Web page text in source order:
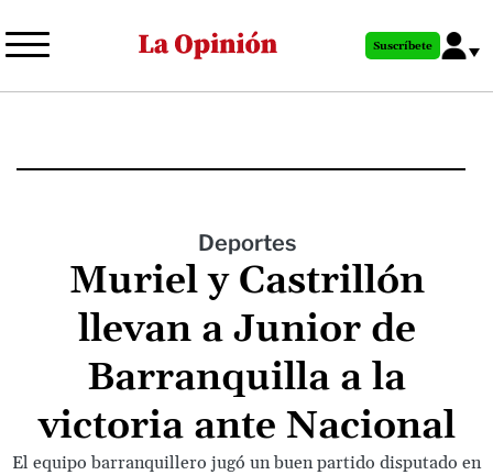
al
principal
Suscríbete
Deportes
Muriel y Castrillón
llevan a Junior de
Barranquilla a la
victoria ante Nacional
El equipo barranquillero jugó un buen partido disputado en